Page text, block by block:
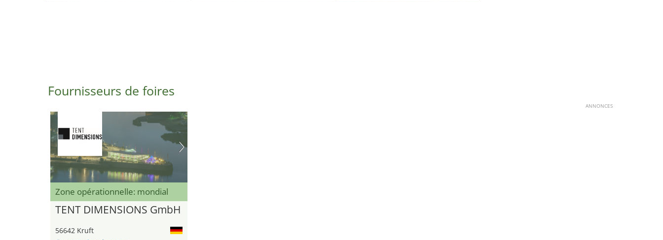
Fournisseurs de foires
ANNONCES
Zone opérationnelle: mondial
TENT DIMENSIONS GmbH
56642 Kruft